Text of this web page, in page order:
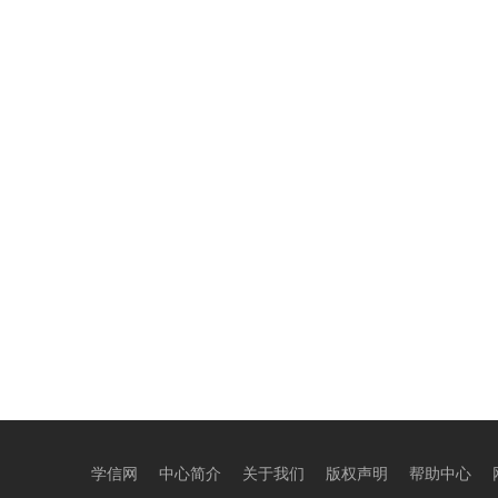
学信网 中心简介 关于我们 版权声明 帮助中心